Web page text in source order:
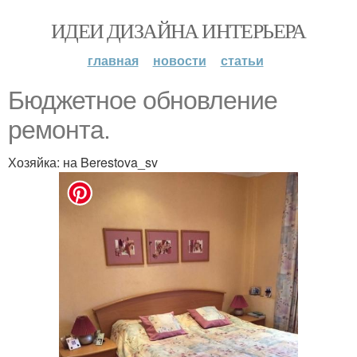
ИДЕИ ДИЗАЙНА ИНТЕРЬЕРА
главная новости статьи
Бюджетное обновление
ремонта.
Хозяйка: на Berestova_sv